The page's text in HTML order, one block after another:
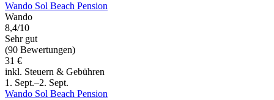
Wando Sol Beach Pension
Wando
8,4/10
Sehr gut
(90 Bewertungen)
31 €
inkl. Steuern & Gebühren
1. Sept.–2. Sept.
Wando Sol Beach Pension